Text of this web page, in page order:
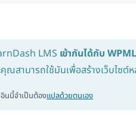
LMS เข้ากันได้กับ WPML
คุณสามารถใช้มันเพื่อสร้างเว็บไซ
นนี้จำเป็นต้องแปลด้วยตนเอง